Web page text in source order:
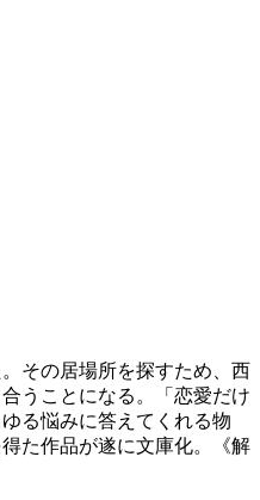
その居場所を探すため、西
うことになる。「恋愛だけ
る悩みに答えてくれる物
た作品が遂に文庫化。《解